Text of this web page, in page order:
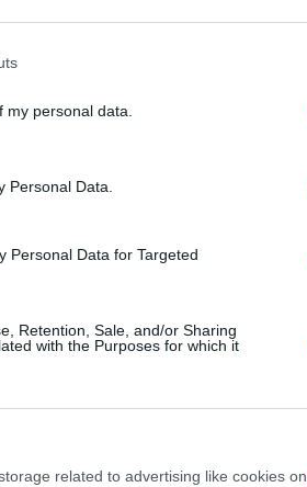
personal data.
Personal Data.
Personal Data for Targeted
Retention, Sale, and/or Sharing
with the Purposes for which it
related to advertising like cookies on
03/2025 17:20
σχέδιο για τη στήριξη
01/2025 09:53
το νέο Ταμείο
για πολύ μικρές
03/2024 13:52